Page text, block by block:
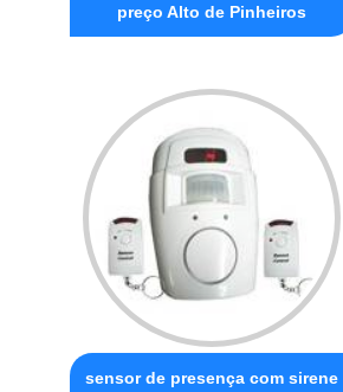
preço Alto de Pinheiros
sensor de presença com sirene